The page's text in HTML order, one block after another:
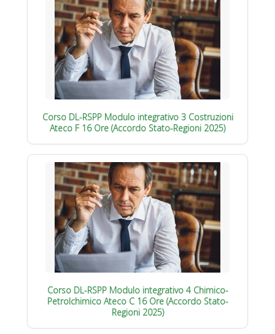
Corso DL-RSPP Modulo integrativo 3 Costruzioni
Ateco F 16 Ore (Accordo Stato-Regioni 2025)
Corso DL-RSPP Modulo integrativo 4 Chimico-
Petrolchimico Ateco C 16 Ore (Accordo Stato-
Regioni 2025)